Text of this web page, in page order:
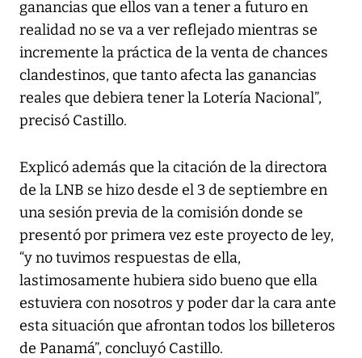
ganancias que ellos van a tener a futuro en
realidad no se va a ver reflejado mientras se
incremente la práctica de la venta de chances
clandestinos, que tanto afecta las ganancias
reales que debiera tener la Lotería Nacional”,
precisó Castillo.
Explicó además que la citación de la directora
de la LNB se hizo desde el 3 de septiembre en
una sesión previa de la comisión donde se
presentó por primera vez este proyecto de ley,
“y no tuvimos respuestas de ella,
lastimosamente hubiera sido bueno que ella
estuviera con nosotros y poder dar la cara ante
esta situación que afrontan todos los billeteros
de Panamá”, concluyó Castillo.